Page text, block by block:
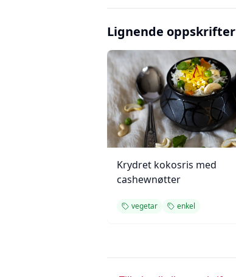
Lignende oppskrifter
Krydret kokosris med
cashewnøtter
vegetar enkel